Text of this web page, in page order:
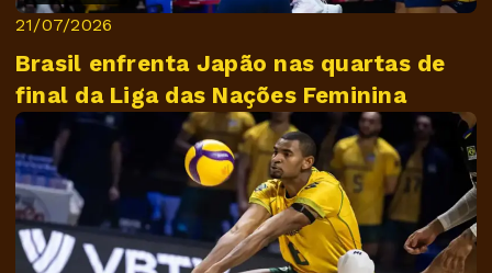
21/07/2026
Brasil enfrenta Japão nas quartas de
final da Liga das Nações Feminina